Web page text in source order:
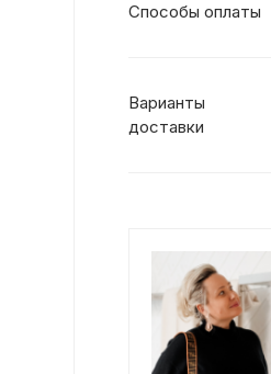
Способы оплаты
Варианты
доставки